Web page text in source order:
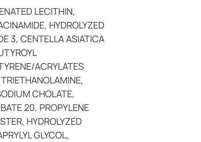
LECITHIN,
HYDROLYZED
3, CENTELLA ASIATICA
ACRYLATES
CHOLATE,
20, PROPYLENE
HYDROLYZED
GLYCOL,